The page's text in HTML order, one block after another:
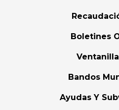
Boletines
Bandos
Ayudas Y